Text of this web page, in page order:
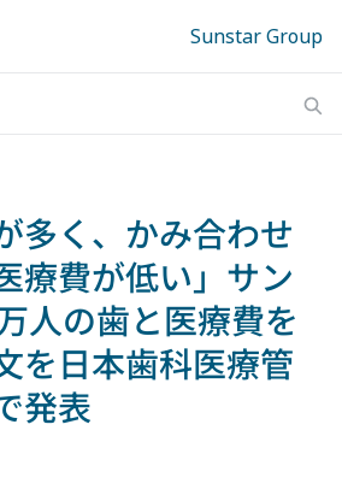
Sunstar Group
多く、かみ合わせ
療費が低い」サン
人の歯と医療費を
を日本歯科医療管
発表